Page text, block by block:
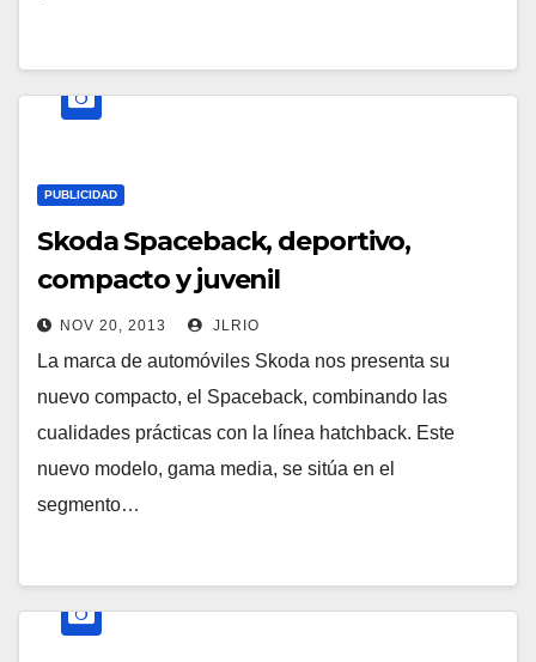
PUBLICIDAD
Skoda Spaceback, deportivo,
compacto y juvenil
NOV 20, 2013 JLRIO
La marca de automóviles Skoda nos presenta su
nuevo compacto, el Spaceback, combinando las
cualidades prácticas con la línea hatchback. Este
nuevo modelo, gama media, se sitúa en el
segmento…